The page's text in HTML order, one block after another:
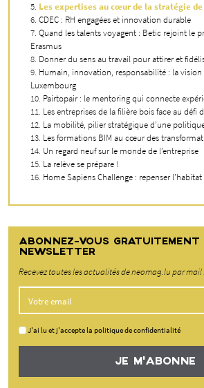
Les expertises au cœur de la stratégie
CDEC : RH engagées et innovation durable
Quand les talents voyagent : Betic rejoint le
Erasmus
Donner du sens au travail pour attirer et
Humain, innovation, responsabilité : la vision
Luxembourg
Pairtopair : le mentoring qui connecte
Les entreprises de la filière bois face au défi
La mobilité, pilier stratégique d’une
Les formations BIM au cœur des
Un regard neuf sur le monde de l’entreprise
La relève se prépare !
Home Sapiens Challenge : repenser
ABONNEZ-VOUS
NEWSLETTER
Recevez toutes les actualités de neomag.lu par mail
J'ai lu et j'accepte la politique de confidentialité
JE M'ABONNE